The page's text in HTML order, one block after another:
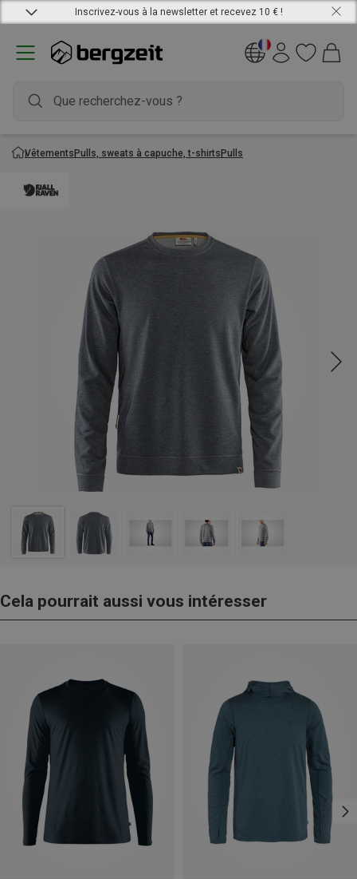
Inscrivez-vous à la newsletter et recevez 10 € !
VêtementsPulls, sweats à capuche, t-shirtsPulls
Cela pourrait aussi vous intéresser